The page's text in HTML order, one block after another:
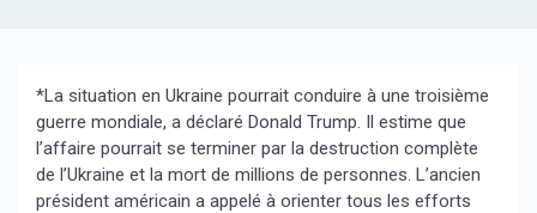
*La situation en Ukraine pourrait conduire à une troisième
guerre mondiale, a déclaré Donald Trump. Il estime que
l’affaire pourrait se terminer par la destruction complète
de l’Ukraine et la mort de millions de personnes. L’ancien
président américain a appelé à orienter tous les efforts